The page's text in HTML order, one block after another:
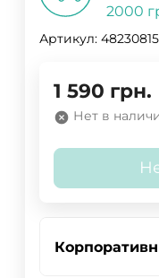
2000
Артикул:
1 590 грн.
Нет в